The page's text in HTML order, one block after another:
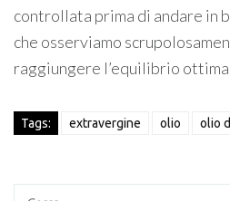
controllata prima di andare in
che osserviamo
raggiungere l’equilibrio
Tags: extravergine olio olio